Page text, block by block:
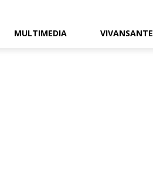
MULTIMEDIA VIVANSANTE